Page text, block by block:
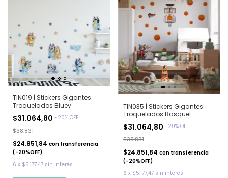
TIN019 | Stickers Gigantes
Troquelados Bluey
$31.064,80 -20% OFF
$38.831
$24.851,84 con transferencia
(-20%OFF)
6 x $5.177,47 sin interés
TIN035 | Stickers Gigantes
Troquelados Basquet
$31.064,80 -20% OFF
$38.831
$24.851,84 con transferencia
(-20%OFF)
6 x $5.177,47 sin interés